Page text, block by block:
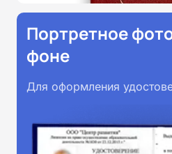
Портретное
фоне
Для оформления